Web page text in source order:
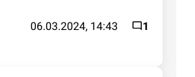
06.03.2024, 14:43 1